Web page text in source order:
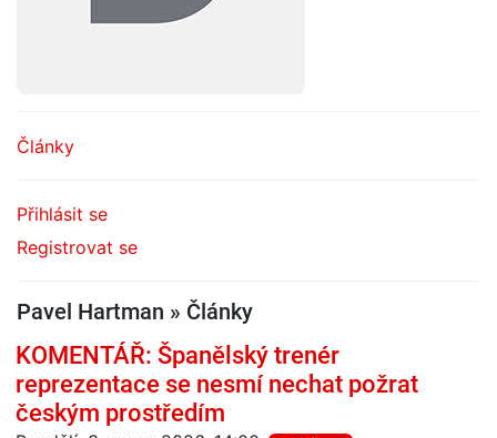
Články
Přihlásit se
Registrovat se
Pavel Hartman » Články
KOMENTÁŘ: Španělský trenér
reprezentace se nesmí nechat požrat
českým prostředím